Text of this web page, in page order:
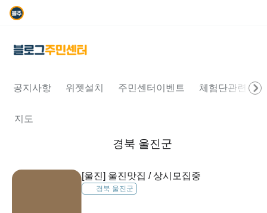
공지사항 위젯설치 주민센터이벤트 체험단관련문의
지도
경북 울진군
[울진] 울진맛집 / 상시모집중
경북 울진군